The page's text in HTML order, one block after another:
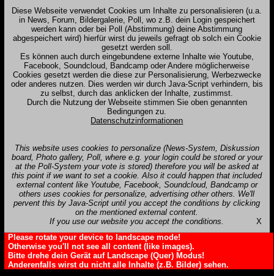
Diese Webseite verwendet Cookies um Inhalte zu personalisieren (u.a.
in News, Forum, Bildergalerie, Poll, wo z.B. dein Login gespeichert
werden kann oder bei Poll (Abstimmung) deine Abstimmung
abgespeichert wird) hierfür wirst du jeweils gefragt ob solch ein Cookie
gesetzt werden soll.
Es können auch durch eingebundene externe Inhalte wie Youtube,
Facebook, Soundcloud, Bandcamp oder Andere möglicherweise
Cookies gesetzt werden die diese zur Personalisierung, Werbezwecke
oder anderes nutzen. Dies werden wir durch Java-Script verhindern, bis
zu selbst, durch das anklicken der Inhalte, zustimmst.
Durch die Nutzung der Webseite stimmen Sie oben genannten
Bedingungen zu.
Datenschutzinformationen
This website uses cookies to personalize (News-System, Diskussion
board, Photo gallery, Poll, where e.g. your login could be stored or your
at the Poll-System your vote is stored) therefore you will be asked at
this point if we want to set a cookie. Also it could happen that included
external content like Youtube, Facebook, Soundcloud, Bandcamp or
others uses cookies for personalize, advertising other others. We'll
pervent this by Java-Script until you accept the conditions by clicking
on the mentioned external content.
If you use our website you accept the conditions.
X
Please rotate your device to landscape mode!
Otherwise you'll not see all content (like images).
Bitte drehe dein Gerät auf Landscape (Quer) Modus!
Anderenfalls wirst du nicht alle Inhalte (z.B. Bilder) sehen.